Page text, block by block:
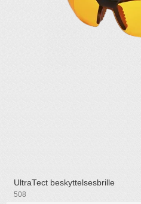
UltraTect beskyttelsesbrille
508